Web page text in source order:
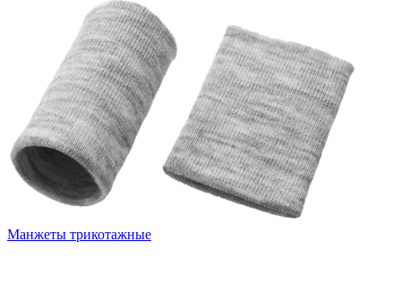
Манжеты трикотажные